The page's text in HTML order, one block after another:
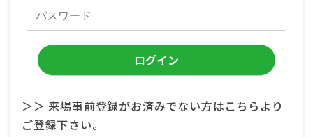
＞＞ 来場事前登録がお済みでない方はこちらより
ご登録下さい。